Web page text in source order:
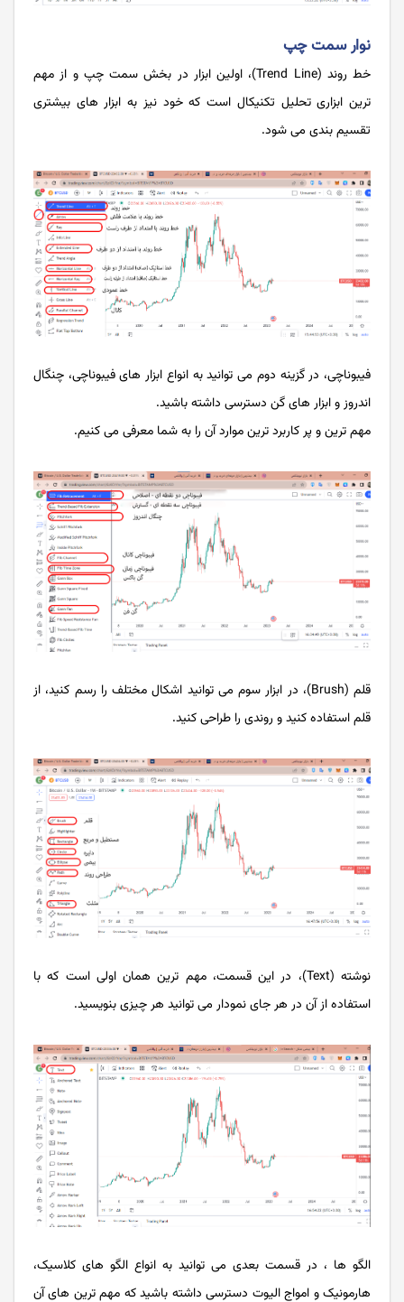
نوار سمت چپ
خط روند (Trend Line)، اولین ابزار در بخش سمت چپ و از مهم
ترین ابزاری تحلیل تکنیکال است که خود نیز به ابزار های بیشتری
تقسیم بندی می شود.
فیبوناچی، در گزینه دوم می توانید به انواع ابزار های فیبوناچی، چنگال
اندروز و ابزار های گن دسترسی داشته باشید.
مهم ترین و پر کاربرد ترین موارد آن را به شما معرفی می کنیم.
قلم (Brush)، در ابزار سوم می توانید اشکال مختلف را رسم کنید، از
قلم استفاده کنید و روندی را طراحی کنید.
نوشته (Text)، در این قسمت، مهم ترین همان اولی است که با
استفاده از آن در هر جای نمودار می توانید هر چیزی بنویسید.
الگو ها ، در قسمت بعدی می توانید به انواع الگو های کلاسیک،
هارمونیک و امواج الیوت دسترسی داشته باشید که مهم ترین های آن